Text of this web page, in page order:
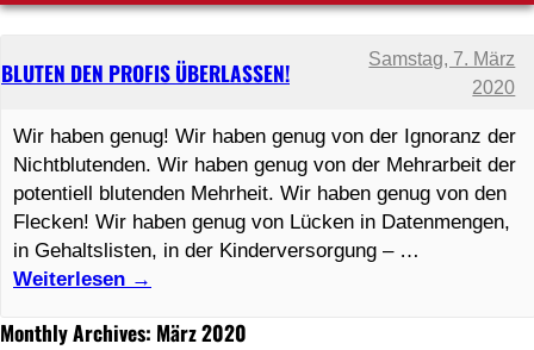
Monthly Archives: März 2020
BLUTEN DEN PROFIS ÜBERLASSEN!
Samstag, 7. März
2020
Wir haben genug! Wir haben genug von der Ignoranz der
Nichtblutenden. Wir haben genug von der Mehrarbeit der
potentiell blutenden Mehrheit. Wir haben genug von den
Flecken! Wir haben genug von Lücken in Datenmengen,
in Gehaltslisten, in der Kinderversorgung – …
Weiterlesen →